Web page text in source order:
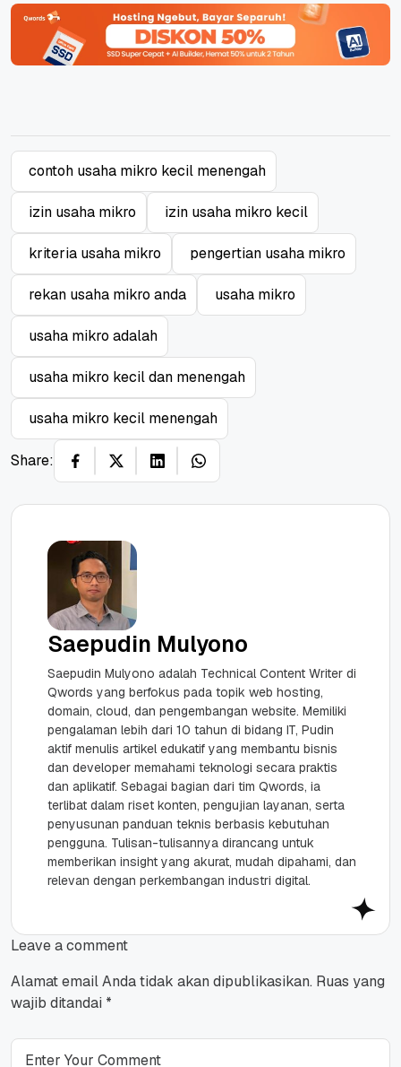
contoh usaha mikro kecil menengah
izin usaha mikro izin usaha mikro kecil
kriteria usaha mikro pengertian usaha mikro
rekan usaha mikro anda usaha mikro
usaha mikro adalah
usaha mikro kecil dan menengah
usaha mikro kecil menengah
Share:
Saepudin Mulyono
Saepudin Mulyono adalah Technical Content Writer di
Qwords yang berfokus pada topik web hosting,
domain, cloud, dan pengembangan website. Memiliki
pengalaman lebih dari 10 tahun di bidang IT, Pudin
aktif menulis artikel edukatif yang membantu bisnis
dan developer memahami teknologi secara praktis
dan aplikatif. Sebagai bagian dari tim Qwords, ia
terlibat dalam riset konten, pengujian layanan, serta
penyusunan panduan teknis berbasis kebutuhan
pengguna. Tulisan-tulisannya dirancang untuk
memberikan insight yang akurat, mudah dipahami, dan
relevan dengan perkembangan industri digital.
Leave a comment
Alamat email Anda tidak akan dipublikasikan. Ruas yang
wajib ditandai *